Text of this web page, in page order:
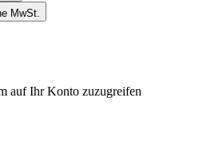
MwSt.
auf Ihr Konto zuzugreifen